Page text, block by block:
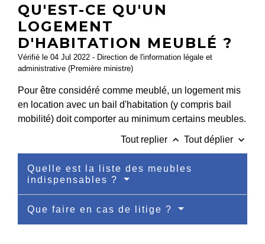
QU'EST-CE QU'UN
LOGEMENT
D'HABITATION MEUBLÉ ?
Vérifié le 04 Jul 2022 - Direction de l'information légale et
administrative (Première ministre)
Pour être considéré comme meublé, un logement mis
en location avec un bail d'habitation (y compris bail
mobilité) doit comporter au minimum certains meubles.
Tout replier keyboard_arrow_up Tout déplier keyboard_arrow_down
Quelle est la liste des meubles
indispensables ?
Que faire en cas de litige ?